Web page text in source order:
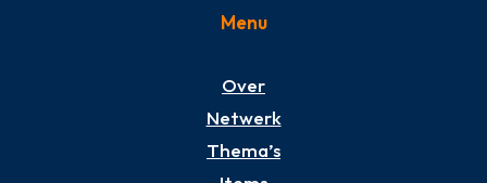
Menu
Over
Netwerk
Thema’s